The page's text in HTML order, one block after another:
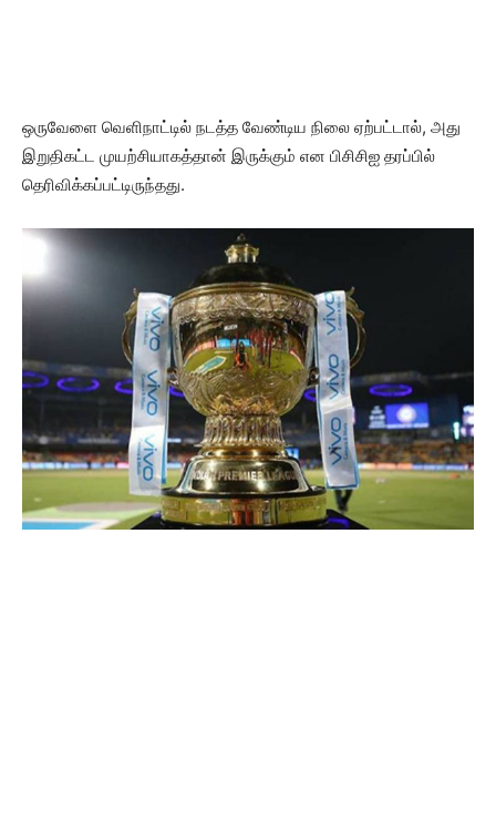
ஒருவேளை வெளிநாட்டில் நடத்த வேண்டிய நிலை ஏற்பட்டால், அது
இறுதிகட்ட முயற்சியாகத்தான் இருக்கும் என பிசிசிஐ தரப்பில்
தெரிவிக்கப்பட்டிருந்தது.